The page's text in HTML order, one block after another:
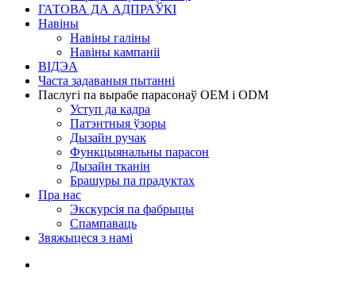
ГАТОВА ДА АДПРАЎКІ
Навіны
Навіны галіны
Навіны кампаніі
ВІДЭА
Часта задаваныя пытанні
Паслугі па вырабе парасонаў OEM і ODM
Уступ да кадра
Патэнтныя ўзоры
Дызайн ручак
Функцыянальны парасон
Дызайн тканін
Брашуры па прадуктах
Пра нас
Экскурсія па фабрыцы
Спампаваць
Звяжыцеся з намі